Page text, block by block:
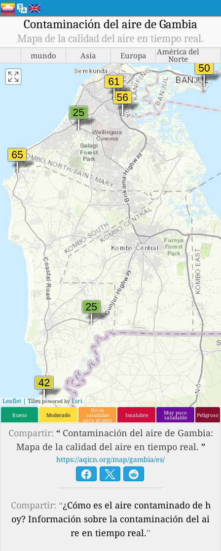
Contaminación del aire de Gambia
Mapa de la calidad del aire en tiempo real.
mundo Asia Europa América del
Norte
Leaflet | Tiles powered by Esri
Bueno Moderado
No es
saludable
para grupos
que son
sensibles.
Insalubre Muy poco
saludable Peligroso
Compartir: “ Contaminación del aire de Gambia:
Mapa de la calidad del aire en tiempo real. ”
https://aqicn.org/map/gambia/es/
Compartir: “¿Cómo es el aire contaminado de h
oy? Información sobre la contaminación del ai
re en tiempo real.”